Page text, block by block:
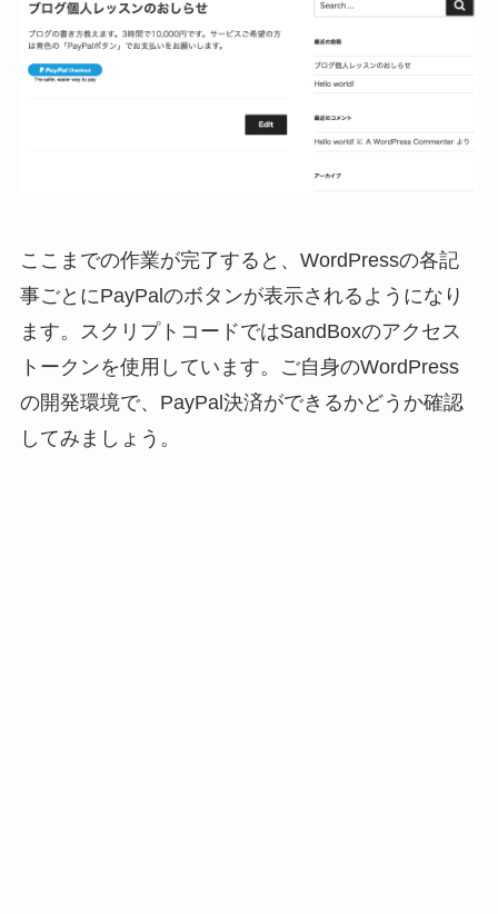
ここまでの作業が完了すると、WordPressの各記
事ごとにPayPalのボタンが表示されるようになり
ます。スクリプトコードではSandBoxのアクセス
トークンを使用しています。ご自身のWordPress
の開発環境で、PayPal決済ができるかどうか確認
してみましょう。